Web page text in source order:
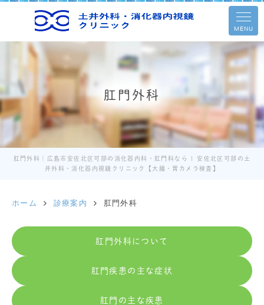
MENU
肛門外科
肛門外科｜広島市安佐北区可部の消化器内科・肛門科なら | 安佐北区可部の土
井外科・消化器内視鏡クリニック【大腸・胃カメラ検査】
ホーム 診療案内 肛門外科
肛門外科について
肛門疾患の主な症状
肛門の主な疾患